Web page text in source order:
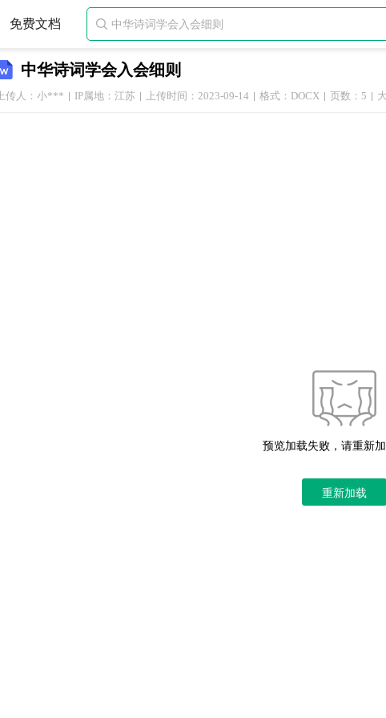
免费文档 
中华诗词学会入会细则
上传人：小*** IP属地：江苏 上传时间：2023-09-14 格式：DOCX 页数：5
预览加载失败，请重新
重新加载